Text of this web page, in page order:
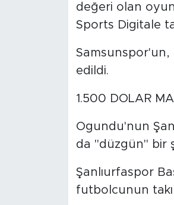
değeri olan
Sports Digitale
Samsunspor'un,
edildi.
1.500 DOLAR
Ogundu'nun
da "düzgün" bir
Şanlıurfaspor
futbolcunun